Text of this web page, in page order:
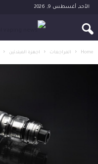
الأحد, أغسطس 9, 2026
Home المراجعات اجهزة المبتدئين